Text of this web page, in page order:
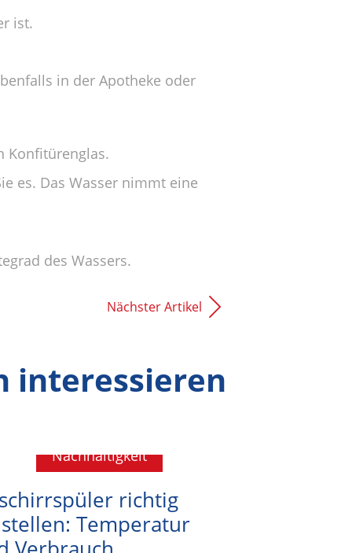
ist.
in der Apotheke oder
Konfitürenglas.
es. Das Wasser nimmt eine
des Wassers.
Nächster Artikel
interessieren
Nachhaltigkeit
richtig
Temperatur